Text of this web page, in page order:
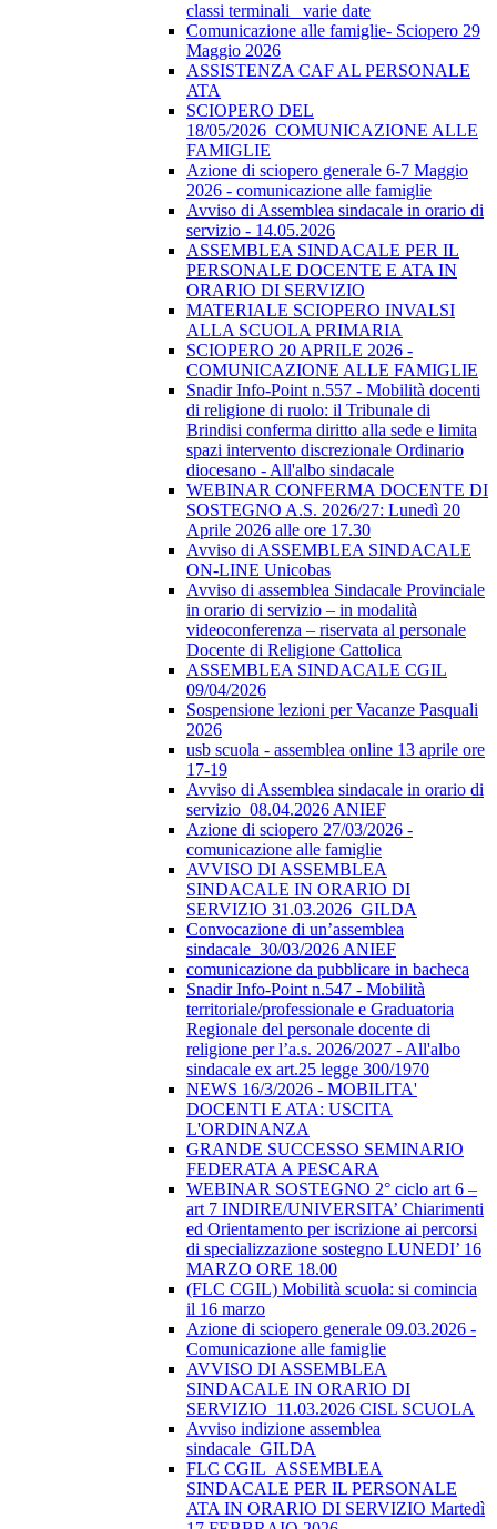
classi terminali_ varie date
Comunicazione alle famiglie- Sciopero 29
Maggio 2026
ASSISTENZA CAF AL PERSONALE
ATA
SCIOPERO DEL
18/05/2026_COMUNICAZIONE ALLE
FAMIGLIE
Azione di sciopero generale 6-7 Maggio
2026 - comunicazione alle famiglie
Avviso di Assemblea sindacale in orario di
servizio - 14.05.2026
ASSEMBLEA SINDACALE PER IL
PERSONALE DOCENTE E ATA IN
ORARIO DI SERVIZIO
MATERIALE SCIOPERO INVALSI
ALLA SCUOLA PRIMARIA
SCIOPERO 20 APRILE 2026 -
COMUNICAZIONE ALLE FAMIGLIE
Snadir Info-Point n.557 - Mobilità docenti
di religione di ruolo: il Tribunale di
Brindisi conferma diritto alla sede e limita
spazi intervento discrezionale Ordinario
diocesano - All'albo sindacale
WEBINAR CONFERMA DOCENTE DI
SOSTEGNO A.S. 2026/27: Lunedì 20
Aprile 2026 alle ore 17.30
Avviso di ASSEMBLEA SINDACALE
ON-LINE Unicobas
Avviso di assemblea Sindacale Provinciale
in orario di servizio – in modalità
videoconferenza – riservata al personale
Docente di Religione Cattolica
ASSEMBLEA SINDACALE CGIL
09/04/2026
Sospensione lezioni per Vacanze Pasquali
2026
usb scuola - assemblea online 13 aprile ore
17-19
Avviso di Assemblea sindacale in orario di
servizio_08.04.2026 ANIEF
Azione di sciopero 27/03/2026 -
comunicazione alle famiglie
AVVISO DI ASSEMBLEA
SINDACALE IN ORARIO DI
SERVIZIO 31.03.2026_GILDA
Convocazione di un’assemblea
sindacale_30/03/2026 ANIEF
comunicazione da pubblicare in bacheca
Snadir Info-Point n.547 - Mobilità
territoriale/professionale e Graduatoria
Regionale del personale docente di
religione per l’a.s. 2026/2027 - All'albo
sindacale ex art.25 legge 300/1970
NEWS 16/3/2026 - MOBILITA'
DOCENTI E ATA: USCITA
L'ORDINANZA
GRANDE SUCCESSO SEMINARIO
FEDERATA A PESCARA
WEBINAR SOSTEGNO 2° ciclo art 6 –
art 7 INDIRE/UNIVERSITA’ Chiarimenti
ed Orientamento per iscrizione ai percorsi
di specializzazione sostegno LUNEDI’ 16
MARZO ORE 18.00
(FLC CGIL) Mobilità scuola: si comincia
il 16 marzo
Azione di sciopero generale 09.03.2026 -
Comunicazione alle famiglie
AVVISO DI ASSEMBLEA
SINDACALE IN ORARIO DI
SERVIZIO_11.03.2026 CISL SCUOLA
Avviso indizione assemblea
sindacale_GILDA
FLC CGIL_ASSEMBLEA
SINDACALE PER IL PERSONALE
ATA IN ORARIO DI SERVIZIO Martedì